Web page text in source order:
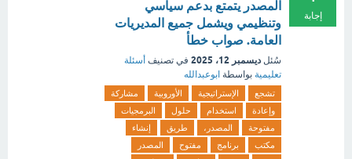
إجابة
المصدر يتمتع بدعم سياسي
وتنظيمي ويشمل جميع المديريات
العامة. صواب خطأ
سُئل ديسمبر 12، 2025 في تصنيف أسئلة
تعليمية بواسطة ابوعبدالله
تشجع الإستراتيجية الأوروبية
مشاركة
وإعادة
استخدام حلول
البرمجيات
مفتوحة
المصدر، طريق
إنشاء
مكتب
برنامج مفتوح
المصدر